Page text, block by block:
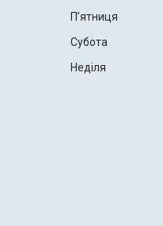
Пʼятниця
Субота
Неділя